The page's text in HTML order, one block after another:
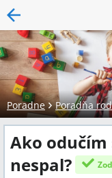
Poradne Poradňa
Ako
nespal?